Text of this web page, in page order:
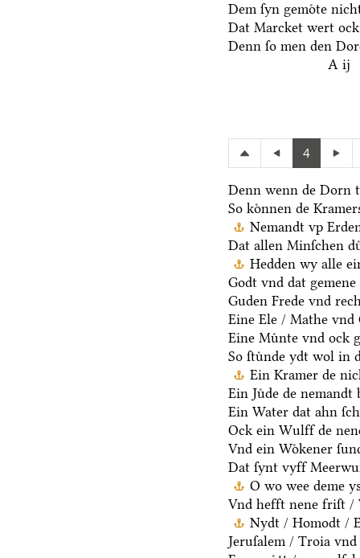
Dem ſyn gemoͤte
Dat Marcket wert
Denn ſo men den
A ij
4
Denn wenn de Dorn
So koͤnnen de
Nemandt vp
Dat allen Minſchen
Hedden wy alle
Godt vnd dat gemene
Guden Frede vnd
Eine Ele / Mathe vnd
Eine Muͤnte vnd ock
So ſtuͤnde ydt wol in
Ein Kramer de
Ein Juͤde de nemandt
Ein Water dat ahn
Ock ein Wulff de
Vnd ein Woͤkener
Dat ſynt vyff
O wo wee deme
Vnd hefft nene friſt /
Nydt / Homodt /
Jeruſalem / Troia